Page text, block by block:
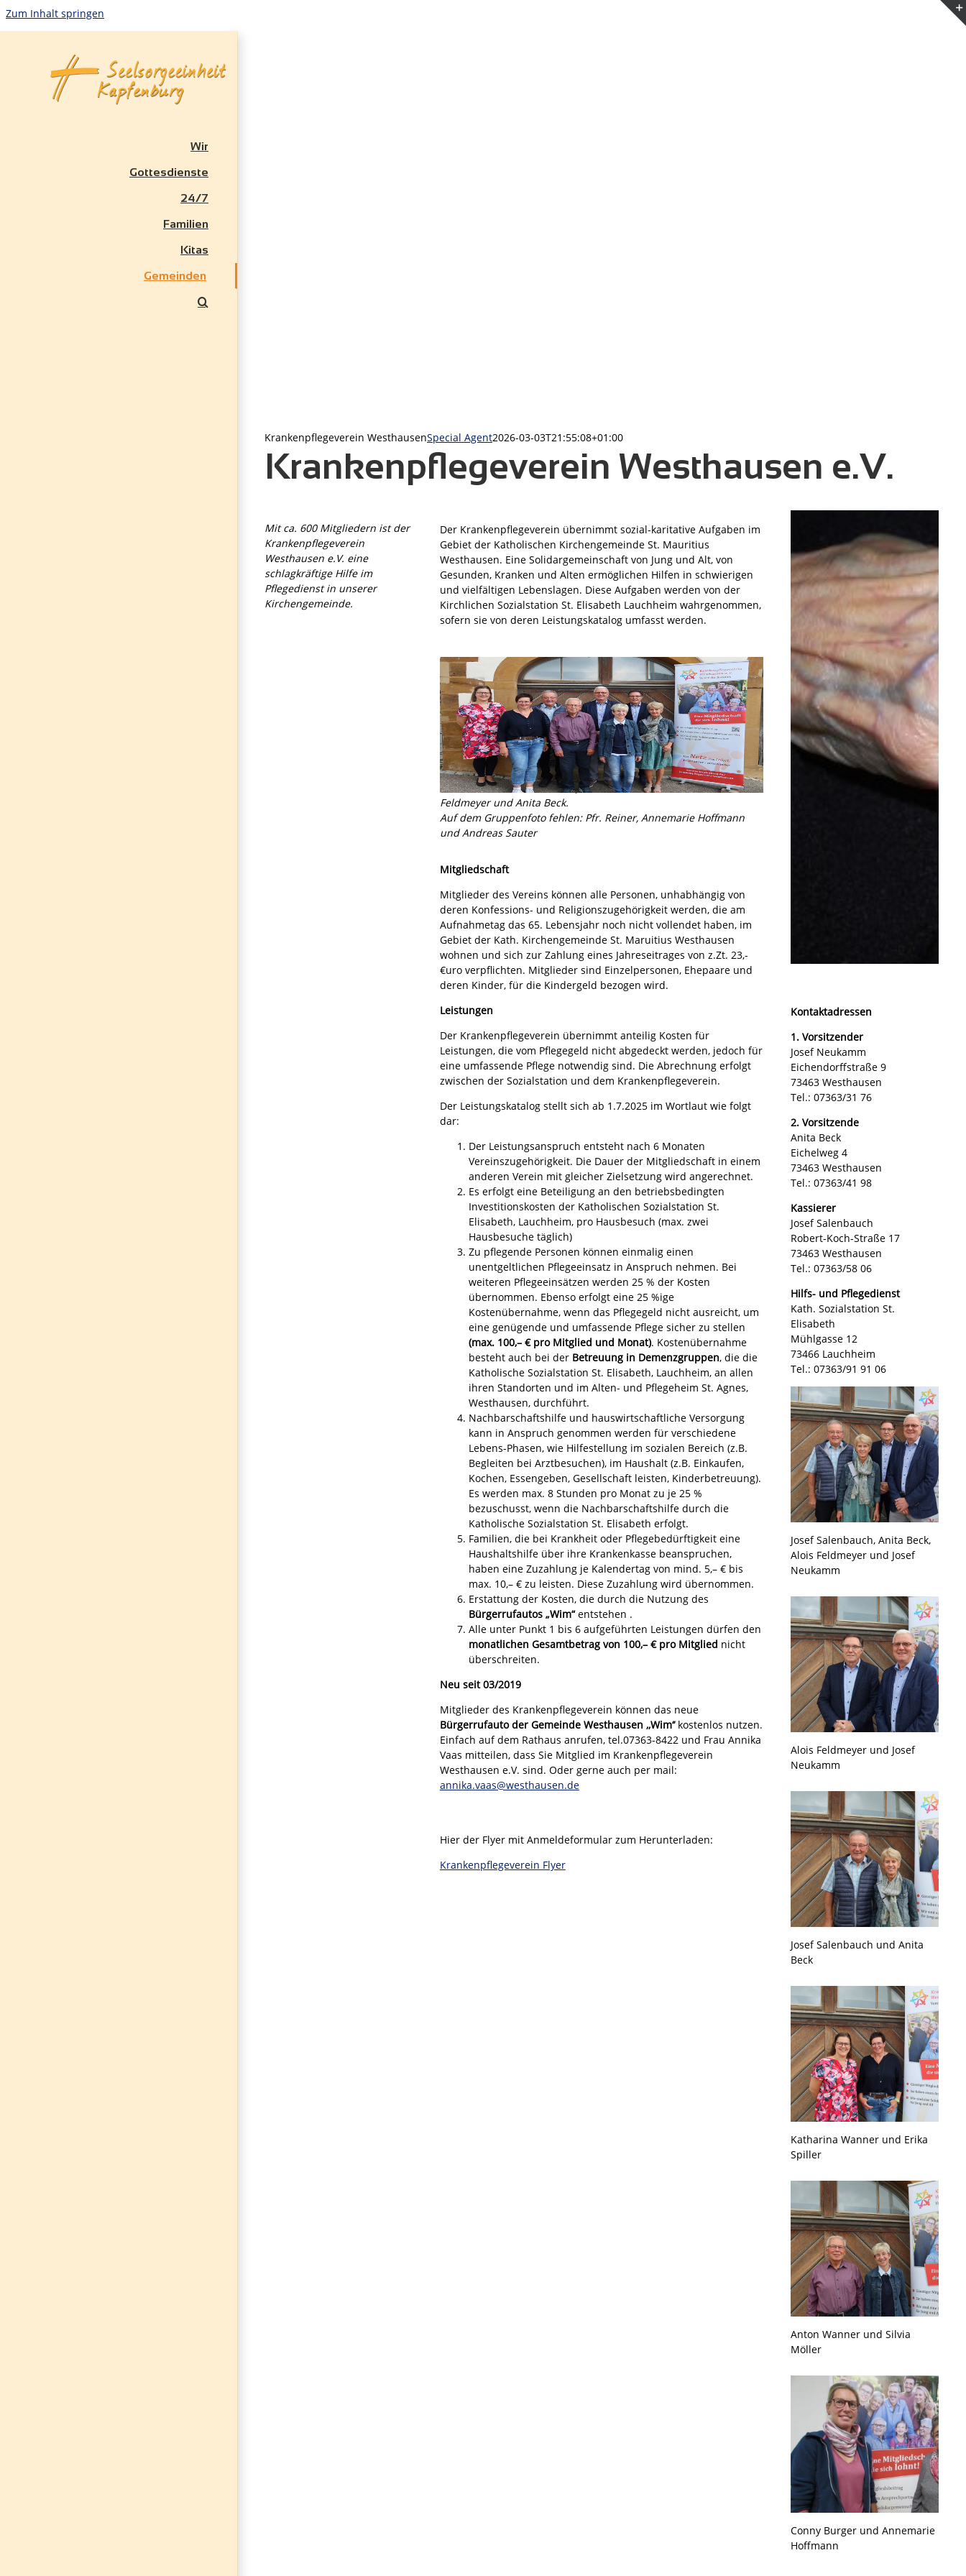
Zum Inhalt springen
Wir
Gottesdienste
24/7
Familien
Kitas
Gemeinden
Krankenpflegeverein WesthausenSpecial Agent2026-03-03T21:55:08+01:00
Krankenpflegeverein Westhausen e.V.
Mit ca. 600 Mitgliedern ist der
Krankenpflegeverein
Westhausen e.V. eine
schlagkräftige Hilfe im
Pflegedienst in unserer
Kirchengemeinde.
Der Krankenpflegeverein übernimmt sozial-karitative Aufgaben im
Gebiet der Katholischen Kirchengemeinde St. Mauritius
Westhausen. Eine Solidargemeinschaft von Jung und Alt, von
Gesunden, Kranken und Alten ermöglichen Hilfen in schwierigen
und vielfältigen Lebenslagen. Diese Aufgaben werden von der
Kirchlichen Sozialstation St. Elisabeth Lauchheim wahrgenommen,
sofern sie von deren Leistungskatalog umfasst werden.
von links nach rechts: Katharina Wanner, Erika Spiller, Josef
Salenbauch, Anton Wanner, Josef Neukamm, Silvia Möller, Alois
Feldmeyer und Anita Beck.
Auf dem Gruppenfoto fehlen: Pfr. Reiner, Annemarie Hoffmann
und Andreas Sauter
Mitgliedschaft
Mitglieder des Vereins können alle Personen, unhabhängig von
deren Konfessions- und Religionszugehörigkeit werden, die am
Aufnahmetag das 65. Lebensjahr noch nicht vollendet haben, im
Gebiet der Kath. Kirchengemeinde St. Maruitius Westhausen
wohnen und sich zur Zahlung eines Jahreseitrages von z.Zt. 23,-
€uro verpflichten. Mitglieder sind Einzelpersonen, Ehepaare und
deren Kinder, für die Kindergeld bezogen wird.
Leistungen
Der Krankenpflegeverein übernimmt anteilig Kosten für
Leistungen, die vom Pflegegeld nicht abgedeckt werden, jedoch für
eine umfassende Pflege notwendig sind. Die Abrechnung erfolgt
zwischen der Sozialstation und dem Krankenpflegeverein.
Der Leistungskatalog stellt sich ab 1.7.2025 im Wortlaut wie folgt
dar:
Der Leistungsanspruch entsteht nach 6 Monaten
Vereinszugehörigkeit. Die Dauer der Mitgliedschaft in einem
anderen Verein mit gleicher Zielsetzung wird angerechnet.
Es erfolgt eine Beteiligung an den betriebsbedingten
Investitionskosten der Katholischen Sozialstation St.
Elisabeth, Lauchheim, pro Hausbesuch (max. zwei
Hausbesuche täglich)
Zu pflegende Personen können einmalig einen
unentgeltlichen Pflegeeinsatz in Anspruch nehmen. Bei
weiteren Pflegeeinsätzen werden 25 % der Kosten
übernommen. Ebenso erfolgt eine 25 %ige
Kostenübernahme, wenn das Pflegegeld nicht ausreicht, um
eine genügende und umfassende Pflege sicher zu stellen
(max. 100,– € pro Mitglied und Monat). Kostenübernahme
besteht auch bei der Betreuung in Demenzgruppen, die die
Katholische Sozialstation St. Elisabeth, Lauchheim, an allen
ihren Standorten und im Alten- und Pflegeheim St. Agnes,
Westhausen, durchführt.
Nachbarschaftshilfe und hauswirtschaftliche Versorgung
kann in Anspruch genommen werden für verschiedene
Lebens-Phasen, wie Hilfestellung im sozialen Bereich (z.B.
Begleiten bei Arztbesuchen), im Haushalt (z.B. Einkaufen,
Kochen, Essengeben, Gesellschaft leisten, Kinderbetreuung).
Es werden max. 8 Stunden pro Monat zu je 25 %
bezuschusst, wenn die Nachbarschaftshilfe durch die
Katholische Sozialstation St. Elisabeth erfolgt.
Familien, die bei Krankheit oder Pflegebedürftigkeit eine
Haushaltshilfe über ihre Krankenkasse beanspruchen,
haben eine Zuzahlung je Kalendertag von mind. 5,– € bis
max. 10,– € zu leisten. Diese Zuzahlung wird übernommen.
Erstattung der Kosten, die durch die Nutzung des
Bürgerrufautos „Wim“entstehen .
Alle unter Punkt 1 bis 6 aufgeführten Leistungen dürfen den
monatlichen Gesamtbetrag von 100,– € pro Mitglied nicht
überschreiten.
Neu seit 03/2019
Mitglieder des Krankenpflegeverein können das neue
Bürgerrufauto der Gemeinde Westhausen ,,Wim‘‘kostenlos nutzen.
Einfach auf dem Rathaus anrufen, tel.07363-8422 und Frau Annika
Vaas mitteilen, dass Sie Mitglied im Krankenpflegeverein
Westhausen e.V. sind. Oder gerne auch per mail:
annika.vaas@westhausen.de
Hier der Flyer mit Anmeldeformular zum Herunterladen:
Krankenpflegeverein Flyer
Kontaktadressen
1. Vorsitzender
Josef Neukamm
Eichendorffstraße 9
73463 Westhausen
Tel.: 07363/31 76
2. Vorsitzende
Anita Beck
Eichelweg 4
73463 Westhausen
Tel.: 07363/41 98
Kassierer
Josef Salenbauch
Robert-Koch-Straße 17
73463 Westhausen
Tel.: 07363/58 06
Hilfs- und Pflegedienst
Kath. Sozialstation St.
Elisabeth
Mühlgasse 12
73466 Lauchheim
Tel.: 07363/91 91 06
Josef Salenbauch, Anita Beck,
Alois Feldmeyer und Josef
Neukamm
Alois Feldmeyer und Josef
Neukamm
Josef Salenbauch und Anita
Beck
Katharina Wanner und Erika
Spiller
Anton Wanner und Silvia
Möller
Conny Burger und Annemarie
Hoffmann